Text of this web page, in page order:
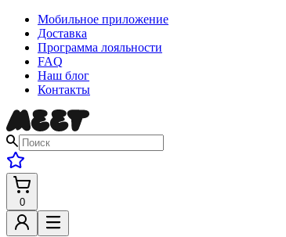
Мобильное приложение
Доставка
Программа лояльности
FAQ
Наш блог
Контакты
0